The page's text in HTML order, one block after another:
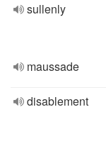
sullenly
maussade
disablement